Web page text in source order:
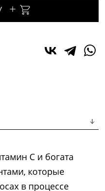
+
С и богата
которые
в процессе